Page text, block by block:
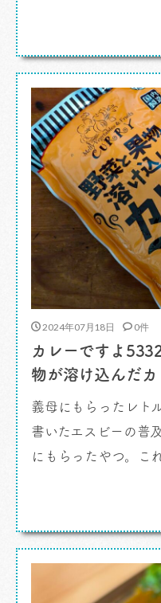
レーですよ。 あい
プは賑やかでとんが
に溢れているライン
2024年07月18日 0件
カレーですよ
物が溶け込んだカ
義母にもらったレト
書いたエスビーの普
にもらったやつ。こ
の仕立てになってま
ルなどの香りがあが
ストアタックですこ